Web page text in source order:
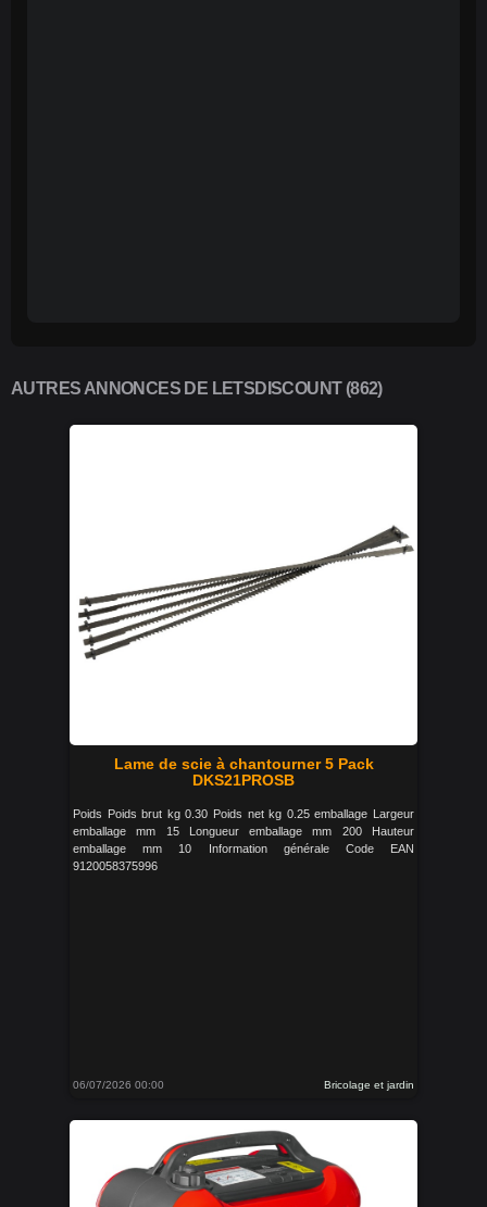
AUTRES ANNONCES DE LETSDISCOUNT (862)
Lame de scie à chantourner 5 Pack
DKS21PROSB
Poids Poids brut kg 0.30 Poids net kg 0.25 emballage Largeur
emballage mm 15 Longueur emballage mm 200 Hauteur
emballage mm 10 Information générale Code EAN
9120058375996
06/07/2026 00:00 Bricolage et jardin